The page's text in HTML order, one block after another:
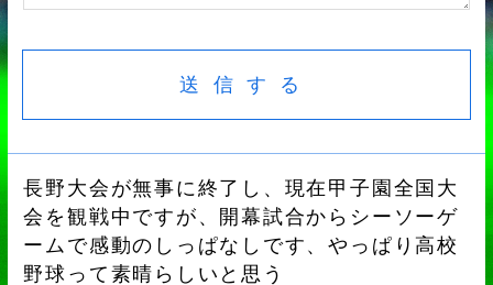
長野大会が無事に終了し、現在甲子園全国大
会を観戦中ですが、開幕試合からシーソーゲ
ームで感動のしっぱなしです、やっぱり高校
野球って素晴らしいと思う